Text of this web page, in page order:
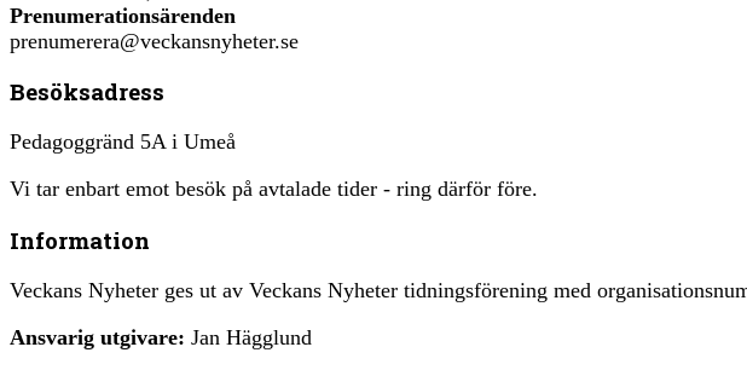
Prenumerationsärenden
prenumerera@veckansnyheter.se
Besöksadress
Pedagoggränd 5A i Umeå
Vi tar enbart emot besök på avtalade tider - ring därför före.
Information
Veckans Nyheter ges ut av Veckans Nyheter tidningsförening med
Ansvarig utgivare: Jan Hägglund